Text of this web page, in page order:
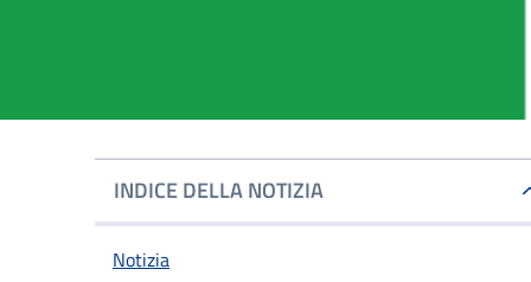
INDICE DELLA NOTIZIA
Notizia